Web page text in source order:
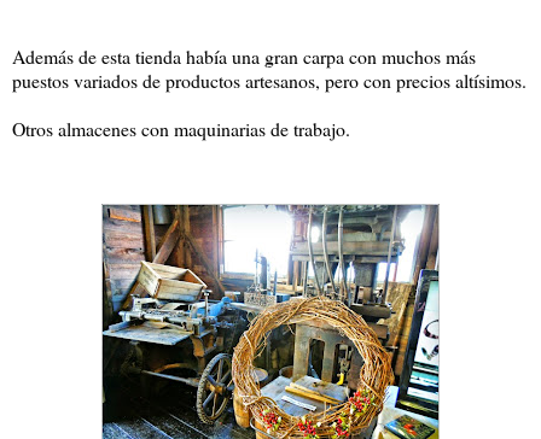
Además de esta tienda había una gran carpa con muchos más
puestos variados de productos artesanos, pero con precios altísimos.
Otros almacenes con maquinarias de trabajo.